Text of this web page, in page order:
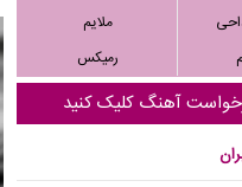
ملایم
رمیکس
آهنگ کلیک کنید